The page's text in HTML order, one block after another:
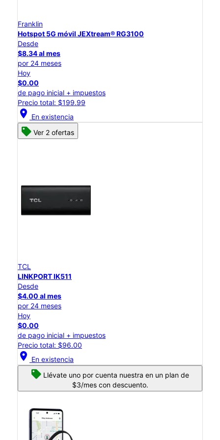
Franklin
Hotspot 5G móvil JEXtream® RG3100
Desde
$8.34 al mes
por 24 meses
Hoy
$0.00
de pago inicial + impuestos
Precio total: $199.99
location_on En existencia
Ver 2 ofertas
TCL
LINKPORT IK511
Desde
$4.00 al mes
por 24 meses
Hoy
$0.00
de pago inicial + impuestos
Precio total: $96.00
location_on En existencia
Llévate uno por cuenta nuestra en un plan de
$3/mes con descuento.